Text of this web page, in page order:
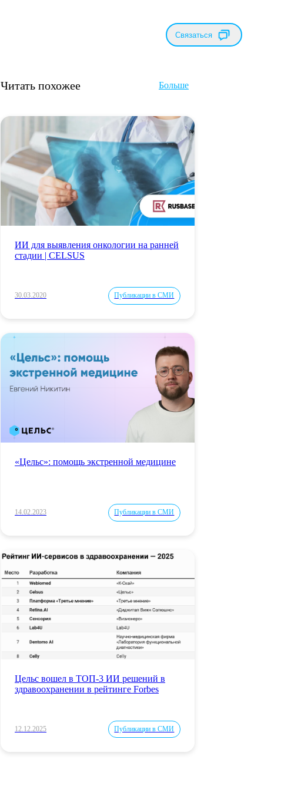
Связаться
Читать похожее Больше
ИИ для выявления онкологии на ранней
стадии | CELSUS
30.03.2020 Публикации в СМИ
«Цельс»: помощь экстренной медицине
14.02.2023 Публикации в СМИ
Цельс вошел в ТОП-3 ИИ решений в
здравоохранении в рейтинге Forbes
12.12.2025 Публикации в СМИ